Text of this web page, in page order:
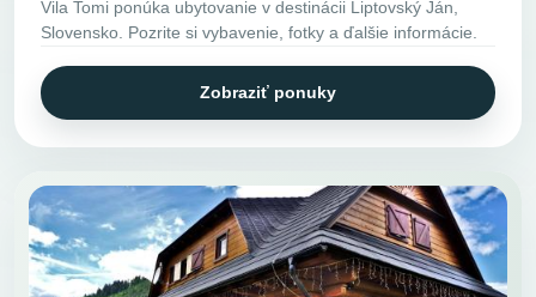
Vila Tomi ponúka ubytovanie v destinácii Liptovský Ján,
Slovensko. Pozrite si vybavenie, fotky a ďalšie informácie.
Zobraziť ponuky